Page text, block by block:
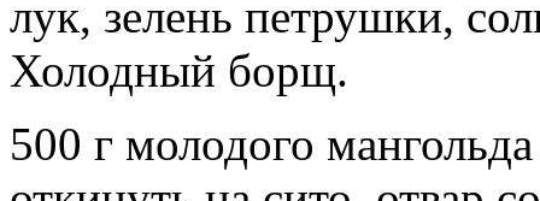
лук, зелень петрушки,
Холодный борщ.
500 г молодого